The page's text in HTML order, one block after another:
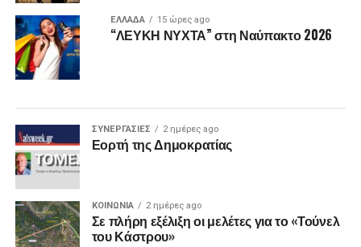
ΕΛΛΑΔΑ 15 ώρες ago
“ΛΕΥΚΗ ΝΥΧΤΑ” στη Ναύπακτο 2026
ΣΥΝΕΡΓΑΣΙΕΣ 2 ημέρες ago
Εορτή της Δημοκρατίας
ΚΟΙΝΩΝΙΑ 2 ημέρες ago
Σε πλήρη εξέλιξη οι μελέτες για το «Τούνελ
του Κάστρου»